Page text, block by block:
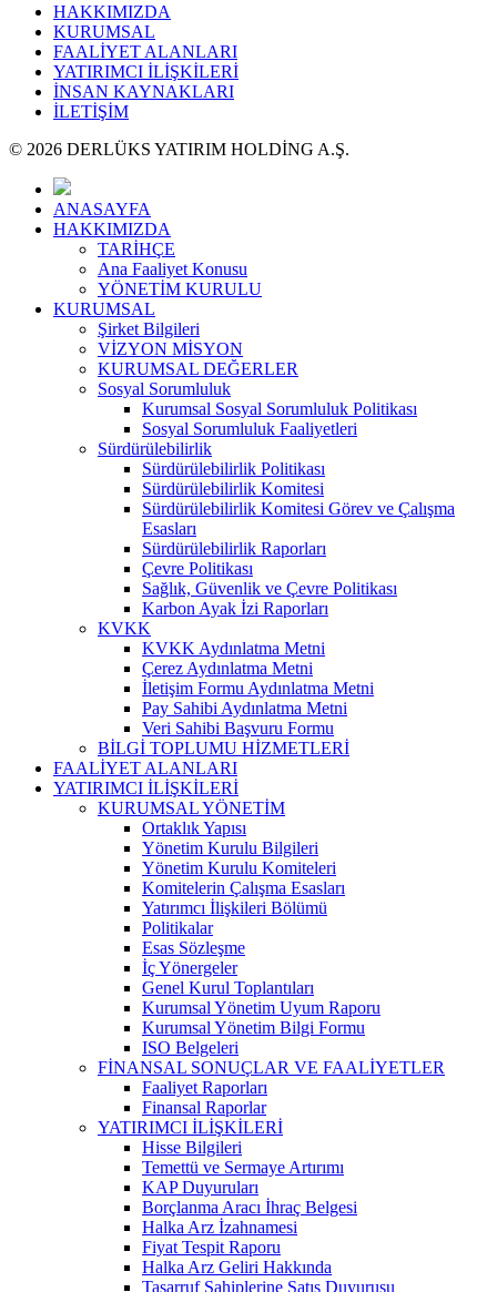
HAKKIMIZDA
KURUMSAL
FAALİYET ALANLARI
YATIRIMCI İLİŞKİLERİ
İNSAN KAYNAKLARI
İLETİŞİM
© 2026 DERLÜKS YATIRIM HOLDİNG A.Ş.
ANASAYFA
HAKKIMIZDA
TARİHÇE
Ana Faaliyet Konusu
YÖNETİM KURULU
KURUMSAL
Şirket Bilgileri
VİZYON MİSYON
KURUMSAL DEĞERLER
Sosyal Sorumluluk
Kurumsal Sosyal Sorumluluk Politikası
Sosyal Sorumluluk Faaliyetleri
Sürdürülebilirlik
Sürdürülebilirlik Politikası
Sürdürülebilirlik Komitesi
Sürdürülebilirlik Komitesi Görev ve Çalışma
Esasları
Sürdürülebilirlik Raporları
Çevre Politikası
Sağlık, Güvenlik ve Çevre Politikası
Karbon Ayak İzi Raporları
KVKK
KVKK Aydınlatma Metni
Çerez Aydınlatma Metni
İletişim Formu Aydınlatma Metni
Pay Sahibi Aydınlatma Metni
Veri Sahibi Başvuru Formu
BİLGİ TOPLUMU HİZMETLERİ
FAALİYET ALANLARI
YATIRIMCI İLİŞKİLERİ
KURUMSAL YÖNETİM
Ortaklık Yapısı
Yönetim Kurulu Bilgileri
Yönetim Kurulu Komiteleri
Komitelerin Çalışma Esasları
Yatırımcı İlişkileri Bölümü
Politikalar
Esas Sözleşme
İç Yönergeler
Genel Kurul Toplantıları
Kurumsal Yönetim Uyum Raporu
Kurumsal Yönetim Bilgi Formu
ISO Belgeleri
FİNANSAL SONUÇLAR VE FAALİYETLER
Faaliyet Raporları
Finansal Raporlar
YATIRIMCI İLİŞKİLERİ
Hisse Bilgileri
Temettü ve Sermaye Artırımı
KAP Duyuruları
Borçlanma Aracı İhraç Belgesi
Halka Arz İzahnamesi
Fiyat Tespit Raporu
Halka Arz Geliri Hakkında
Tasarruf Sahiplerine Satış Duyurusu